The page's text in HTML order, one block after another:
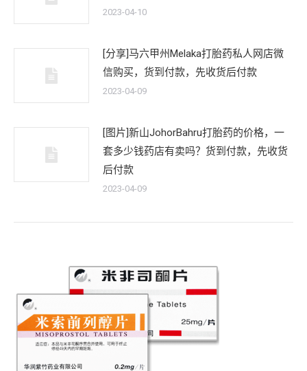
2023-04-10
[分享]马六甲州Melaka打胎药私人网店微
信购买，货到付款，先收货后付款
2023-04-09
[图片]新山JohorBahru打胎药的价格，一
套多少钱药店有卖吗？货到付款，先收货
后付款
2023-04-09